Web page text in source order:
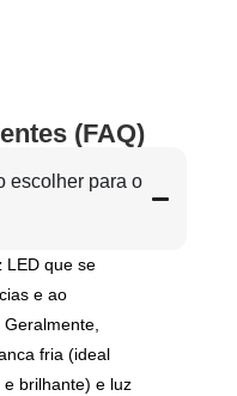
(FAQ)
escolher para o
LED que se
e ao
fria (ideal
brilhante) e luz